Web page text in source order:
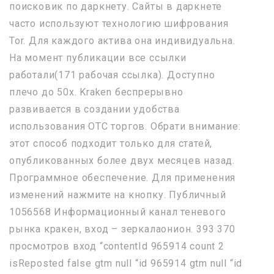
поисковик по даркнету. Сайты в даркнете
часто используют технологию шифрования
Tor. Для каждого актива она индивидуальна.
На момент публикации все ссылки
работали(171 рабочая ссылка). Доступно
плечо до 50х. Kraken беспрерывно
развивается в создании удобства
использования OTC торгов. Обрати внимание:
этот способ подходит только для статей,
опубликованных более двух месяцев назад.
Программное обеспечение. Для применения
изменений нажмите на кнопку. Публичный
1056568 Информационный канал теневого
рынка кракен, вход – зеркалаонион. 393 370
просмотров вход “contentId 965914 count 2
isReposted false gtm null “id 965914 gtm null “id